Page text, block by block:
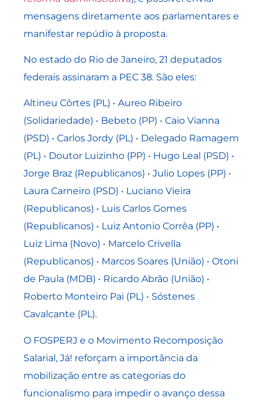
mensagens diretamente aos parlamentares e
manifestar repúdio à proposta.
No estado do Rio de Janeiro, 21 deputados
federais assinaram a PEC 38. São eles:
Altineu Côrtes (PL) • Aureo Ribeiro
(Solidariedade) • Bebeto (PP) • Caio Vianna
(PSD) • Carlos Jordy (PL) • Delegado Ramagem
(PL) • Doutor Luizinho (PP) • Hugo Leal (PSD) •
Jorge Braz (Republicanos) • Julio Lopes (PP) •
Laura Carneiro (PSD) • Luciano Vieira
(Republicanos) • Luis Carlos Gomes
(Republicanos) • Luiz Antonio Corrêa (PP) •
Luiz Lima (Novo) • Marcelo Crivella
(Republicanos) • Marcos Soares (União) • Otoni
de Paula (MDB) • Ricardo Abrão (União) •
Roberto Monteiro Pai (PL) • Sóstenes
Cavalcante (PL).
O FOSPERJ e o Movimento Recomposição
Salarial, Já! reforçam a importância da
mobilização entre as categorias do
funcionalismo para impedir o avanço dessa